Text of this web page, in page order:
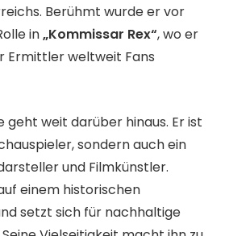
Berühmt wurde er vor
in„Kommissar Rex“, wo er
Ermittler weltweit Fans
geht weit darüber hinaus. Er ist
sondern auch ein
und Filmkünstler.
einem historischen
setzt sich für nachhaltige